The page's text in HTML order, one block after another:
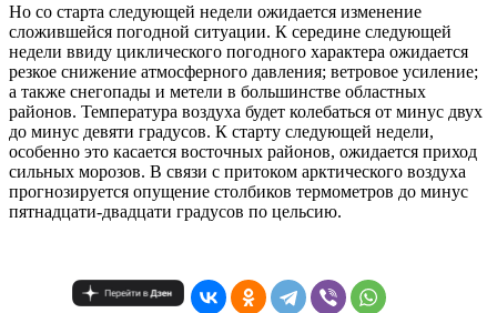
Но со старта следующей недели ожидается изменение
сложившейся погодной ситуации. К середине следующей
недели ввиду циклического погодного характера ожидается
резкое снижение атмосферного давления; ветровое усиление;
а также снегопады и метели в большинстве областных
районов. Температура воздуха будет колебаться от минус двух
до минус девяти градусов. К старту следующей недели,
особенно это касается восточных районов, ожидается приход
сильных морозов. В связи с притоком арктического воздуха
прогнозируется опущение столбиков термометров до минус
пятнадцати-двадцати градусов по цельсию.